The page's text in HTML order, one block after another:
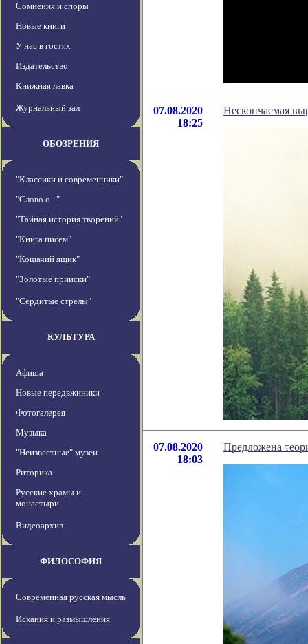
Сомнения и споры
Новые книги
У нас в гостях
Издательство
Книжная лавка
Журнальный зал
ОБОЗРЕНИЯ
"Классики и современники"
"Слово о..."
"Тайная история творений"
"Книга писем"
"Кошачий ящик"
"Золотые прииски"
"Сердитые стрелы"
КУЛЬТУРА
Афиша
Новые передвжиники
Фотогалерея
Музыка
"Неизвестные" музеи
Риторика
Русские храмы и
монастыри
Видеоархив
ФИЛОСОФИЯ
Современная русская мысль
Искания и размышления
07.08.2020
18:25
Нескончаемая
07.08.2020
18:03
Предложена